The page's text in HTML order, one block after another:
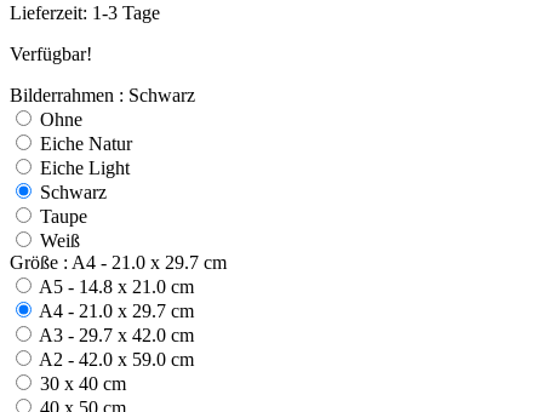
Lieferzeit: 1-3 Tage
Verfügbar!
Bilderrahmen : Schwarz
Ohne
Eiche Natur
Eiche Light
Schwarz
Taupe
Weiß
Größe : A4 - 21.0 x 29.7 cm
A5 - 14.8 x 21.0 cm
A4 - 21.0 x 29.7 cm
A3 - 29.7 x 42.0 cm
A2 - 42.0 x 59.0 cm
30 x 40 cm
40 x 50 cm